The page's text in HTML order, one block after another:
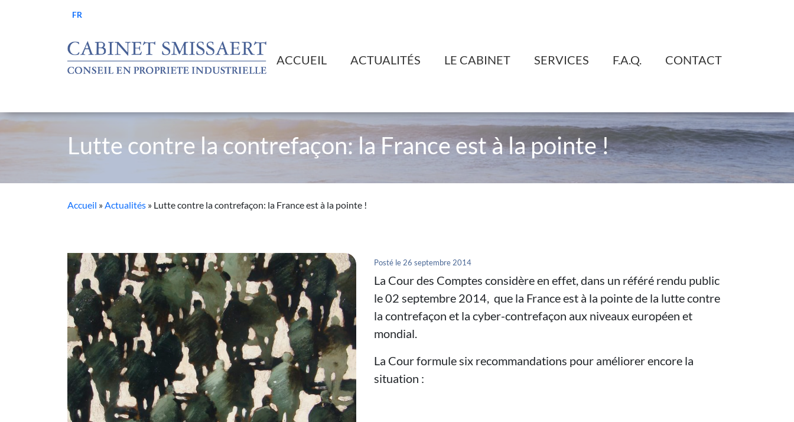
FR
ACCUEIL ACTUALITÉS LE CABINET SERVICES F.A.Q. CONTACT
Lutte contre la contrefaçon: la France est à la pointe !
Accueil »Actualités » Lutte contre la contrefaçon: la France est à la pointe !
Posté le 26 septembre 2014
La Cour des Comptes considère en effet, dans un référé rendu public
le 02 septembre 2014, que la France est à la pointe de la lutte contre
la contrefaçon et la cyber-contrefaçon aux niveaux européen et
mondial.
La Cour formule six recommandations pour améliorer encore la
situation :